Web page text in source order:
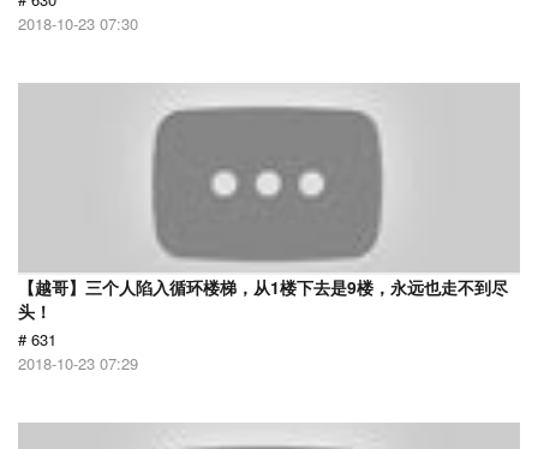
2018-10-23 07:30
【越哥】三个人陷入循环楼梯，从1楼下去是9楼，永远也走不到尽
头！
# 631
2018-10-23 07:29